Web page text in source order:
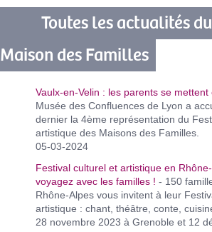
Toutes les actualités
Maison des Familles
Vaulx-en-Velin : les parents se mettent
Musée des Confluences de Lyon a
dernier la 4ème représentation du
artistique des Maisons des Familles.
05-03-2024
Festival culturel et artistique en
voyagez avec les familles ! - 150
Rhône-Alpes vous invitent à leur
artistique : chant, théâtre, conte,
28 novembre 2023 à Grenoble et 12